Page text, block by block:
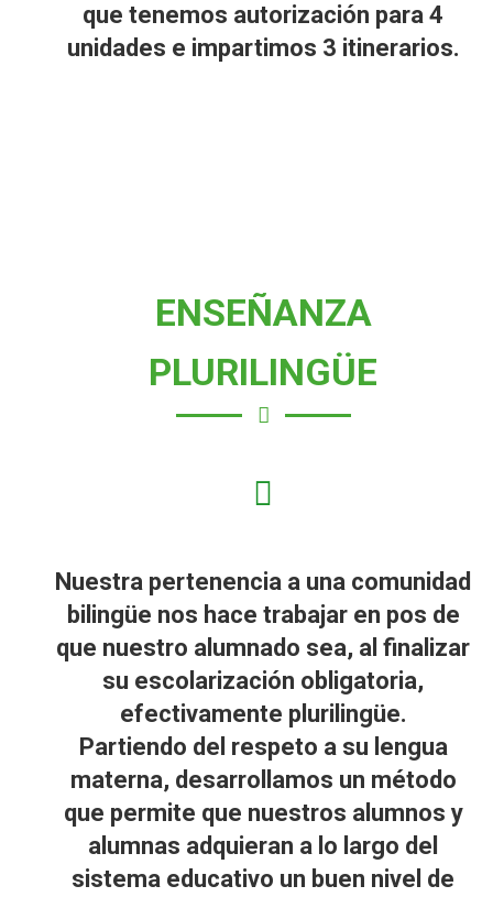
que tenemos autorización para 4
unidades e impartimos 3 itinerarios.
ENSEÑANZA
PLURILINGÜE
Nuestra pertenencia a una comunidad
bilingüe nos hace trabajar en pos de
que nuestro alumnado sea, al finalizar
su escolarización obligatoria,
efectivamente plurilingüe.
Partiendo del respeto a su lengua
materna, desarrollamos un método
que permite que nuestros alumnos y
alumnas adquieran a lo largo del
sistema educativo un buen nivel de